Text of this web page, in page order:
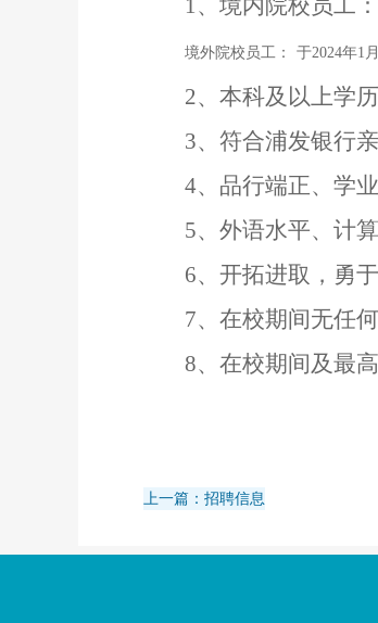
1、境内院校员工
境外院校员工： 于2024年1
2、本科及以上学
3、符合浦发银行
4、品行端正、学
5、外语水平、计
6、开拓进取，勇
7、在校期间无任
8、在校期间及最
上一篇：招聘信息